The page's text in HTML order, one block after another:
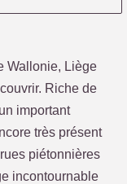
Wallonie, Liège
Riche de
important
très présent
piétonnières
incontournable